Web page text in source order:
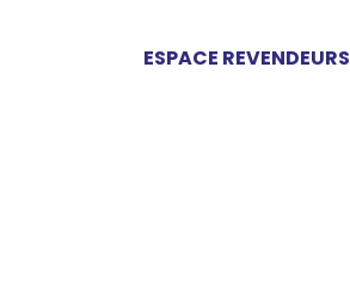
ESPACE REVENDEURS